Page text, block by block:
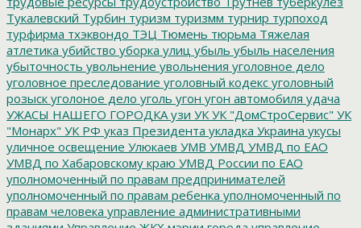
Тукалевский Турбин туризм туризмм турнир турпоход
турфирма тхэквондо ТЭЦ Тюмень тюрьма Тяжелая
атлетика убийство уборка улиц убыль убыль населения
убыточность увольнение увольнения уголовное дело
уголовное преследование уголовный кодекс уголовный
розыск уголоное дело уголь угон угон автомобиля удача
УЖАСЫ НАШЕГО ГОРОДКА узи УК УК "ДомСтроСервис" УК
"Монарх" УК РФ указ Президента укладка Украина укусы
уличное освещение Улюкаев УМВ УМВД УМВД по ЕАО
УМВД по Хабаровскому краю УМВД России по ЕАО
уполномоченный по правам предпринимателей
уполномоченный по правам ребенка уполномоченный по
правам человека управление административными